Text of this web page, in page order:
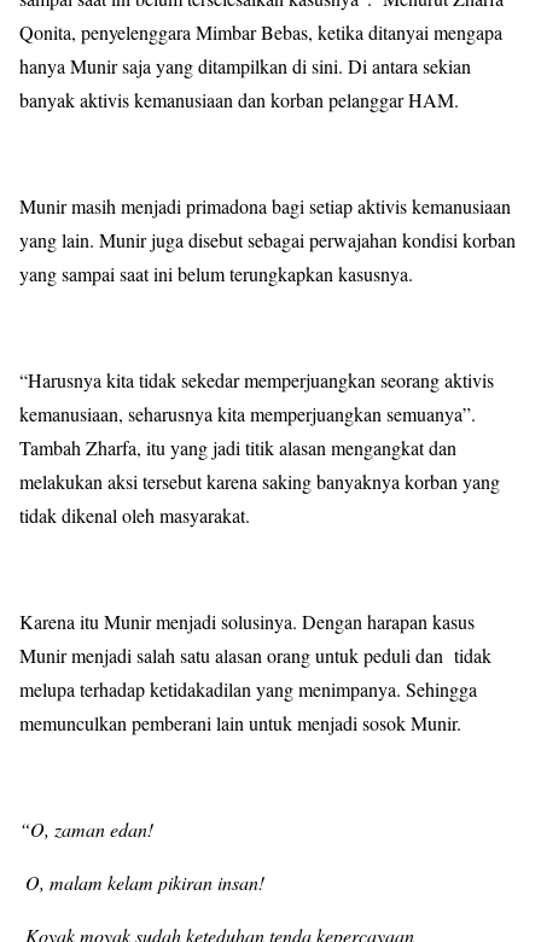
Qonita, penyelenggara Mimbar Bebas, ketika ditanyai mengapa
hanya Munir saja yang ditampilkan di sini. Di antara sekian
banyak aktivis kemanusiaan dan korban pelanggar HAM.
Munir masih menjadi primadona bagi setiap aktivis kemanusiaan
yang lain. Munir juga disebut sebagai perwajahan kondisi korban
yang sampai saat ini belum terungkapkan kasusnya.
“Harusnya kita tidak sekedar memperjuangkan seorang aktivis
kemanusiaan, seharusnya kita memperjuangkan semuanya”.
Tambah Zharfa, itu yang jadi titik alasan mengangkat dan
melakukan aksi tersebut karena saking banyaknya korban yang
tidak dikenal oleh masyarakat.
Karena itu Munir menjadi solusinya. Dengan harapan kasus
Munir menjadi salah satu alasan orang untuk peduli dan tidak
melupa terhadap ketidakadilan yang menimpanya. Sehingga
memunculkan pemberani lain untuk menjadi sosok Munir.
“O, zaman edan!
O, malam kelam pikiran insan!
Koyak moyak sudah keteduhan tenda kepercayaan